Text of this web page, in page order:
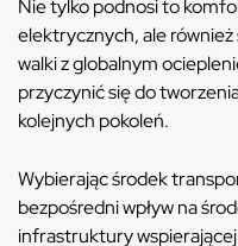
Nie tylko podnosi to
elektrycznych, ale
walki z globalnym
przyczynić się do
kolejnych pokoleń.
Wybierając środek
bezpośredni wpływ na
infrastruktury